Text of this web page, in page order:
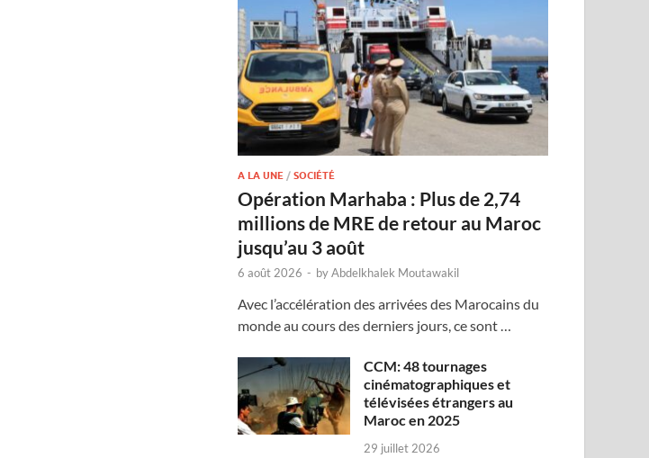
A LA UNE /SOCIÉTÉ
Opération Marhaba : Plus de 2,74
millions de MRE de retour au Maroc
jusqu’au 3 août
6 août 2026 - byAbdelkhalek Moutawakil
Avec l’accélération des arrivées des Marocains du
monde au cours des derniers jours, ce sont …
CCM: 48 tournages
cinématographiques et
télévisées étrangers au
Maroc en 2025
29 juillet 2026